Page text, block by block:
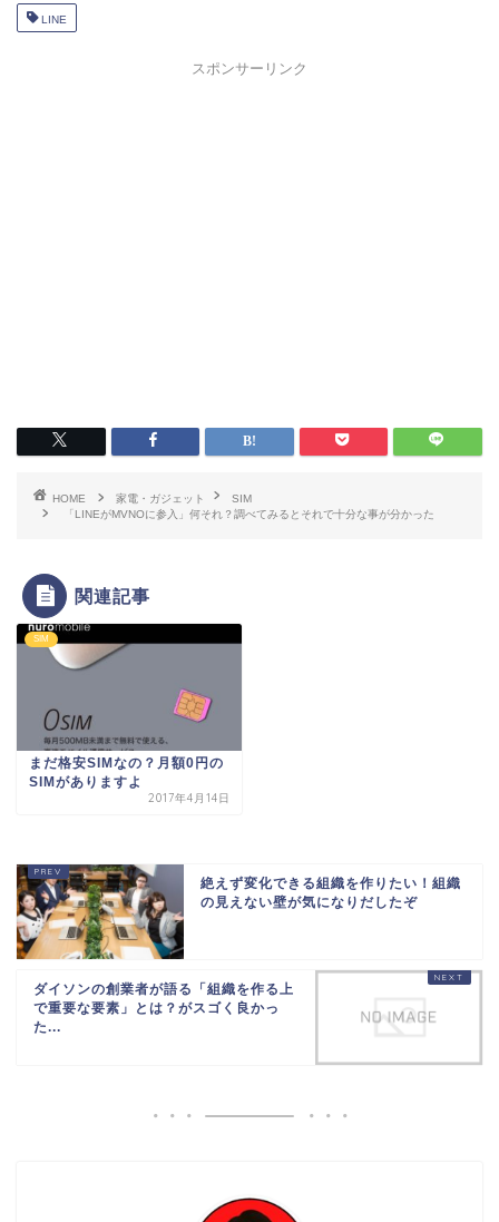
LINE
スポンサーリンク
HOME 家電・ガジェット
SIM
「LINEがMVNOに参入」何それ？調べてみるとそれで十分な事が分かった
関連記事
SIM
まだ格安SIMなの？月額0円の
SIMがありますよ
2017年4月14日
絶えず変化できる組織を作りたい！組織
の見えない壁が気になりだしたぞ
ダイソンの創業者が語る「組織を作る上
で重要な要素」とは？がスゴく良かっ
た...